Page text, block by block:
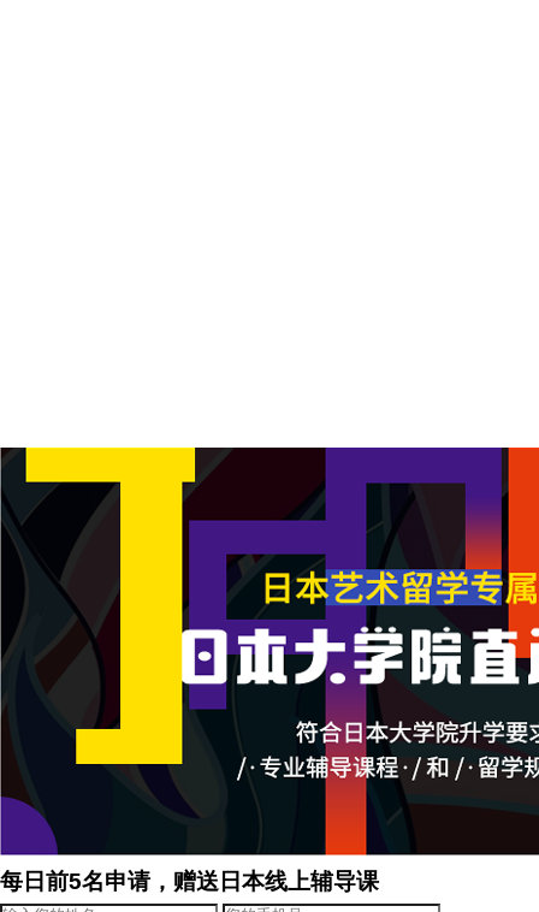
每日前5名申请，赠送日本线上辅导课